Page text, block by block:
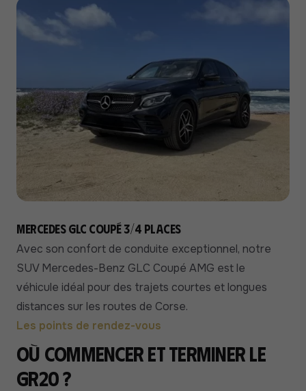
Mercedes GLC Coupé 3/4 places
Avec son confort de conduite exceptionnel, notre
SUV Mercedes-Benz GLC Coupé AMG est le
véhicule idéal pour des trajets courtes et longues
distances sur les routes de Corse.
Les points de rendez-vous
Où commencer et terminer le
GR20 ?